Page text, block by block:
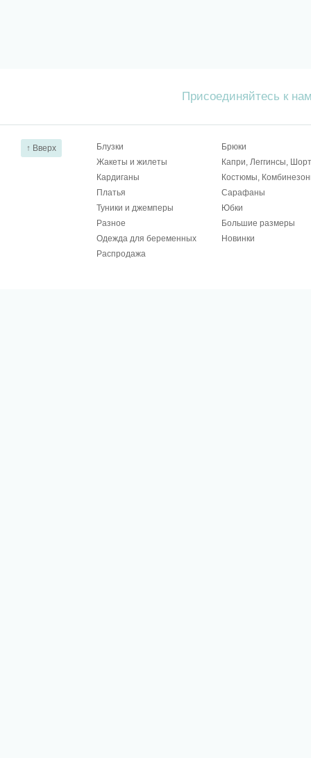
Присоединяйтесь к
↑ Вверх Блузки
Брюки
Жакеты и жилеты
Капри, Леггинсы,
Кардиганы
Костюмы,
Платья
Сарафаны
Туники и джемперы
Юбки
Разное
Большие размеры
Одежда для беременных
Новинки
Распродажа